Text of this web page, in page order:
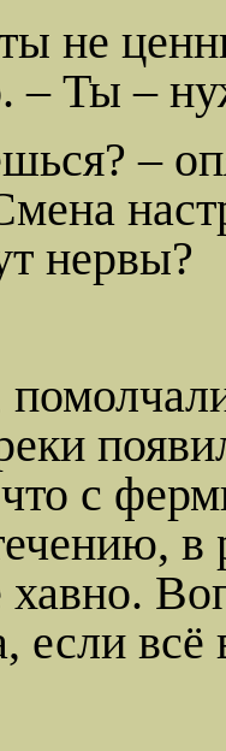
не
– Ты –
–
нервы?
с
в
хавно.
если всё